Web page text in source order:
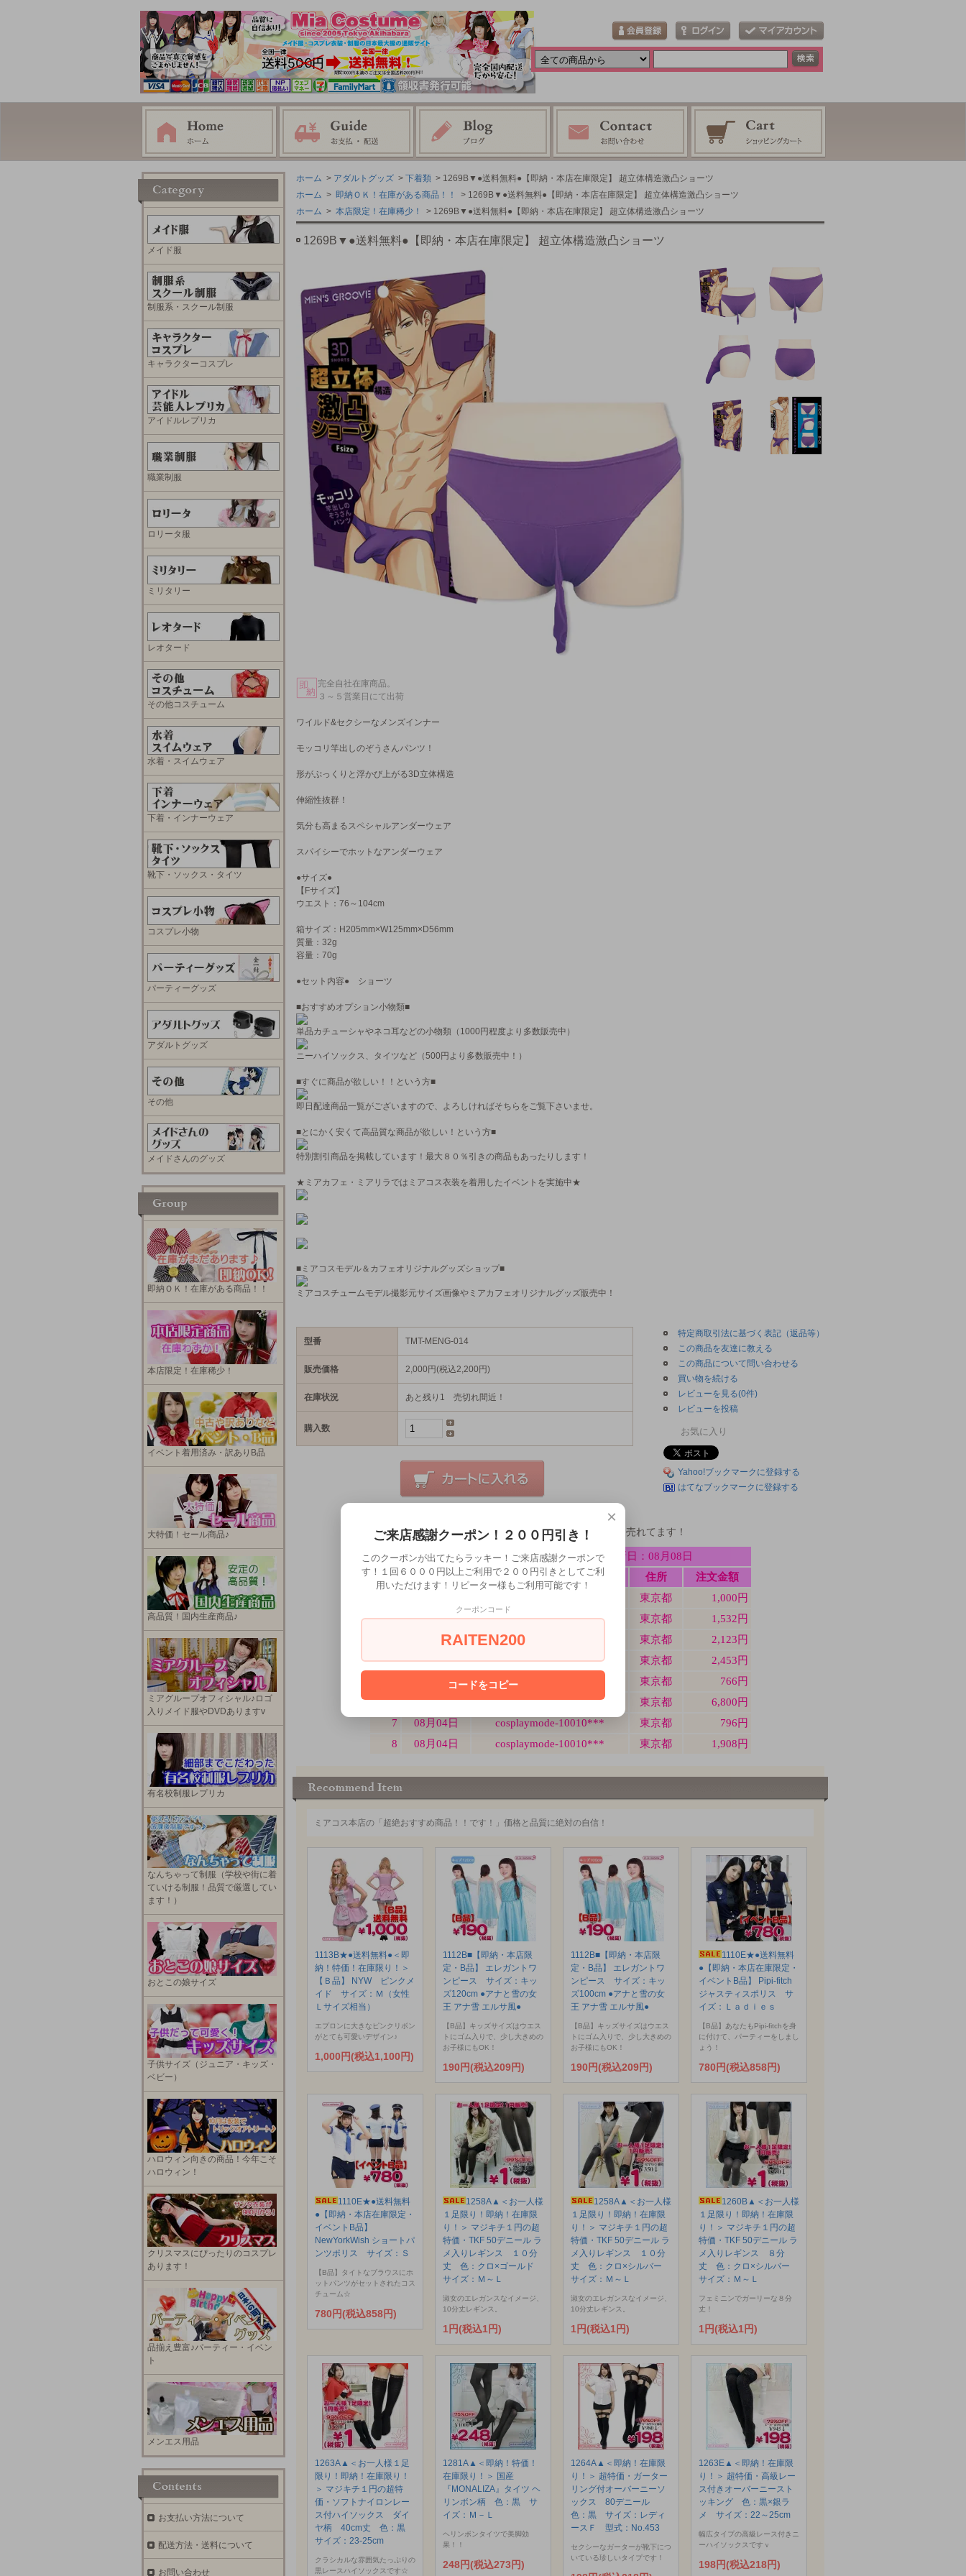
ホーム > アダルトグッズ > 下着類 > 1269B▼●送料無料●【即納・本店在庫限定】 超立体構造激凸ショーツ
ホーム > 即納ＯＫ！在庫がある商品！！
> 1269B▼●送料無料●【即納・本店在庫限定】 超立体構造激凸ショーツ
ホーム > 本店限定！在庫稀少！ > 1269B▼●送料無料●【即納・本店在庫限定】 超立体構造激凸ショーツ
1269B▼●送料無料●【即納・本店在庫限定】 超立体構造激凸ショーツ
完全自社在庫商品。
３～５営業日にて出荷
ワイルド&セクシーなメンズインナー
モッコリ竿出しのぞうさんパンツ！
形がぷっくりと浮かび上がる3D立体構造
伸縮性抜群！
気分も高まるスペシャルアンダーウェア
スパイシーでホットなアンダーウェア
●サイズ●
【Fサイズ】
ウエスト：76～104cm
箱サイズ：H205mm×W125mm×D56mm
質量：32g
容量：70g
●セット内容● ショーツ
■おすすめオプション小物類■
単品カチューシャやネコ耳などの小物類（1000円程度より多数販売中）
ニーハイソックス、タイツなど（500円より多数販売中！）
■すぐに商品が欲しい！！という方■
即日配達商品一覧がございますので、よろしければそちらをご覧下さいませ。
■とにかく安くて高品質な商品が欲しい！という方■
特別割引商品を掲載しています！最大８０％引きの商品もあったりします！
★ミアカフェ・ミアリラではミアコス衣装を着用したイベントを実施中★
■ミアコスモデル＆カフェオリジナルグッズショップ■
ミアコスチュームモデル撮影元サイズ画像やミアカフェオリジナルグッズ販売中！
型番 TMT-MENG-014
販売価格 2,000円(税込2,200円)
在庫状況 あと残り1 売切れ間近！
購入数
特定商取引法に基づく表記（返品等）
この商品を友達に教える
この商品について問い合わせる
買い物を続ける
レビューを見る(0件)
レビューを投稿
お気に入り
Yahoo!ブックマークに登録する
はてなブックマークに登録する
ミアコスの販売状況最新版！毎日どんどん売れてます！
ミアコス本店の「超絶おすすめ商品！！です！」価格と品質に絶対の自信！
1113B★●送料無料●＜即
納！特価！在庫限り！＞
【Ｂ品】 NYW ピンクメ
イド サイズ：Ｍ（女性
Ｌサイズ相当）
エプロンに大きなピンクリボン
がとても可愛いデザイン♪
1,000円(税込1,100円)
1112B■【即納・本店限
定・B品】 エレガントワ
ンピース サイズ：キッ
ズ120cm ●アナと雪の女
王 アナ雪 エルサ風●
【B品】キッズサイズはウエス
トにゴム入りで、少し大きめの
お子様にもOK！
190円(税込209円)
1112B■【即納・本店限
定・B品】 エレガントワ
ンピース サイズ：キッ
ズ100cm ●アナと雪の女
王 アナ雪 エルサ風●
【B品】キッズサイズはウエス
トにゴム入りで、少し大きめの
お子様にもOK！
190円(税込209円)
1110E★●送料無料
●【即納・本店在庫限定・
イベントB品】 Pipi-fitch
ジャスティスポリス サ
イズ：Ｌａｄｉｅｓ
【B品】あなたもPipi-fitchを身
に付けて、パーティーをしまし
ょう！
780円(税込858円)
1110E★●送料無料
●【即納・本店在庫限定・
イベントB品】
NewYorkWish ショートパ
ンツポリス サイズ：Ｓ
【B品】タイトなブラウスにホ
ットパンツがセットされたコス
チューム☆
780円(税込858円)
1258A▲＜お一人様
１足限り！即納！在庫限
り！＞ マジキチ１円の超
特価・TKF 50デニール ラ
メ入りレギンス １０分
丈 色：クロ×ゴールド
サイズ：Ｍ～Ｌ
淑女のエレガンスなイメージ、
10分丈レギンス。
1円(税込1円)
1258A▲＜お一人様
１足限り！即納！在庫限
り！＞ マジキチ１円の超
特価・TKF 50デニール ラ
メ入りレギンス １０分
丈 色：クロ×シルバー
サイズ：Ｍ～Ｌ
淑女のエレガンスなイメージ、
10分丈レギンス。
1円(税込1円)
1260B▲＜お一人様
１足限り！即納！在庫限
り！＞ マジキチ１円の超
特価・TKF 50デニール ラ
メ入りレギンス ８分
丈 色：クロ×シルバー
サイズ：Ｍ～Ｌ
フェミニンでガーリーな８分
丈！
1円(税込1円)
1263A▲＜お一人様１足
限り！即納！在庫限り！
＞ マジキチ１円の超特
価・ソフトナイロンレー
ス付ハイソックス ダイ
ヤ柄 40cm丈 色：黒
サイズ：23-25cm
クラシカルな雰囲気たっぷりの
黒レースハイソックスです☆
1281A▲＜即納！特価！
在庫限り！＞ 国産
『MONALIZA』タイツ ヘ
リンボン柄 色：黒 サ
イズ：Ｍ－Ｌ
ヘリンボンタイツで美脚効
果！！
248円(税込273円)
1264A▲＜即納！在庫限
り！＞ 超特価・ガーター
リング付オーバーニーソ
ックス 80デニール
色：黒 サイズ：レディ
ースＦ 型式：No.453
セクシーなガーターが靴下につ
いている珍しいタイプです！
1263E▲＜即納！在庫限
り！＞ 超特価・高級レー
ス付きオーバーニースト
ッキング 色：黒×銀ラ
メ サイズ：22～25cm
幅広タイプの高級レース付きニ
ーハイソックスですｖ
198円(税込218円)
メイド服
制服系・スクール制服
キャラクターコスプレ
アイドルレプリカ
職業制服
ロリータ服
ミリタリー
レオタード
その他コスチューム
水着・スイムウェア
下着・インナーウェア
靴下・ソックス・タイツ
コスプレ小物
パーティーグッズ
アダルトグッズ
その他
メイドさんのグッズ
即納ＯＫ！在庫がある商品！！
本店限定！在庫稀少！
イベント着用済み・訳ありB品
大特価！セール商品♪
高品質！国内生産商品♪
ミアグループオフィシャル♪ロゴ
入りメイド服やDVDありますv
有名校制服レプリカ
なんちゃって制服（学校や街に着
ていける制服！品質で厳選してい
ます！）
おとこの娘サイズ
子供サイズ（ジュニア・キッズ・
ベビー）
ハロウィン向きの商品！今年こそ
ハロウィン！
クリスマスにぴったりのコスプレ
あります！
品揃え豊富♪パーティー・イベン
ト
メンエス用品
お支払い方法について
配送方法・送料について
お問い合わせ
×
ご来店感謝クーポン！２００円引き！
このクーポンが出てたらラッキー！ご来店感謝クーポンで
す！１回６０００円以上ご利用で２００円引きとしてご利
用いただけます！リピーター様もご利用可能です！
クーポンコード
RAITEN200
コードをコピー